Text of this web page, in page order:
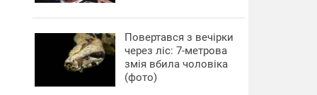
Повертався з вечірки
через ліс: 7-метрова
змія вбила чоловіка
(фото)